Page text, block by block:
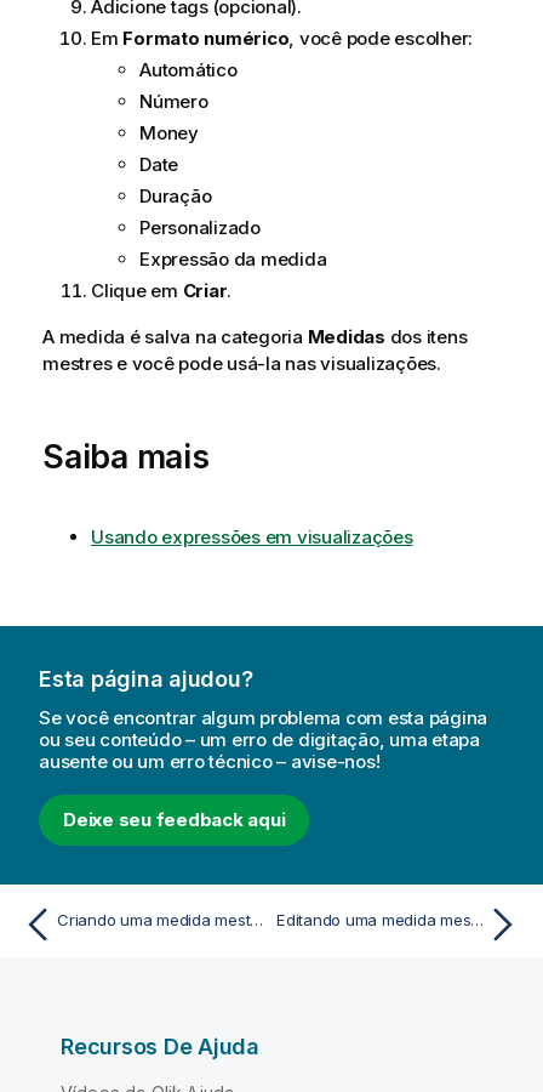
Adicione tags (opcional).
Em Formato numérico, você pode escolher:
Automático
Número
Money
Date
Duração
Personalizado
Expressão da medida
Clique em Criar.
A medida é salva na categoria Medidas dos itens
mestres e você pode usá-la nas visualizações.
Saiba mais
Usando expressões em visualizações
Esta página ajudou?
Se você encontrar algum problema com esta página
ou seu conteúdo – um erro de digitação, uma etapa
ausente ou um erro técnico – avise-nos!
Deixe seu feedback aqui
Criando uma medida mestre com uma função de agregação comum Editando uma medida mestre
Recursos De Ajuda